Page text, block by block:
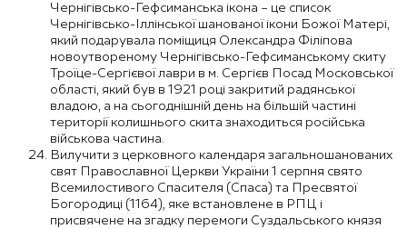
Чернігівсько-Гефсиманська ікона – це список
Чернігівсько-Іллінської шанованої ікони Божої Матері,
який подарувала поміщиця Олександра Філіпова
новоутвореному Чернігівсько-Гефсиманському скиту
Троїце-Сергієвої лаври в м. Сергієв Посад Московської
області, який був в 1921 році закритий радянської
владою, а на сьогоднішній день на більшій частині
території колишнього скита знаходиться російська
військова частина.
Вилучити з церковного календаря загальношанованих
свят Православної Церкви України 1 серпня свято
Всемилостивого Спасителя (Спаса) та Пресвятої
Богородиці (1164), яке встановлене в РПЦ і
присвячене на згадку перемоги Суздальського князя